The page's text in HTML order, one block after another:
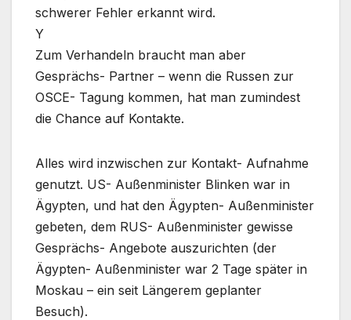
schwerer Fehler erkannt wird.
Y
Zum Verhandeln braucht man aber
Gesprächs- Partner – wenn die Russen zur
OSCE- Tagung kommen, hat man zumindest
die Chance auf Kontakte.
Alles wird inzwischen zur Kontakt- Aufnahme
genutzt. US- Außenminister Blinken war in
Ägypten, und hat den Ägypten- Außenminister
gebeten, dem RUS- Außenminister gewisse
Gesprächs- Angebote auszurichten (der
Ägypten- Außenminister war 2 Tage später in
Moskau – ein seit Längerem geplanter
Besuch).